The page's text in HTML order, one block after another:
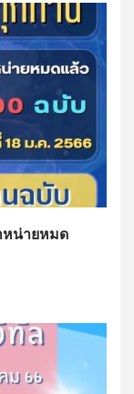
หน่ายหมด